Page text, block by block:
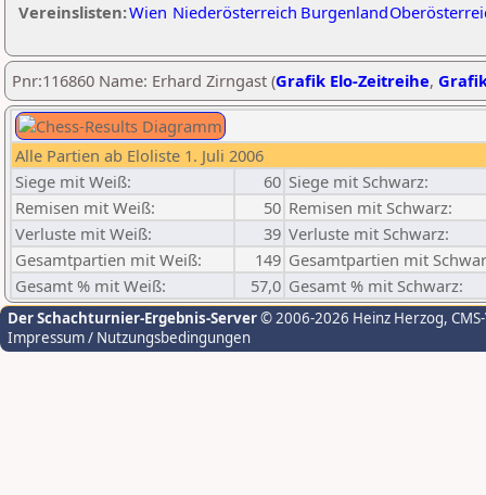
Vereinslisten:Wien Niederösterreich Burgenland
Pnr:116860 Name: Erhard Zirngast (Grafik Elo-Zeitreihe,
Alle Partien ab Eloliste 1. Juli 2006
Siege mit Weiß:
60 Siege mit Schwarz:
Remisen mit Weiß:
50 Remisen mit Schwarz:
Verluste mit Weiß:
39 Verluste mit Schwarz:
Gesamtpartien mit Weiß:
149 Gesamtpartien mit
Gesamt % mit Weiß:
57,0 Gesamt % mit Schwarz:
Der Schachturnier-Ergebnis-Server© 2006-2026 Heinz Herzog,
Impressum / Nutzungsbedingungen